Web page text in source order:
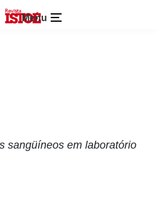
Menu
sangüíneos em laboratório